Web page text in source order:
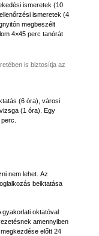
ismeretek (10
ismeretek (4
megbeszélt
4×45 perc tanórát
is biztosítja az
(6 óra), városi
(1 óra). Egy
nem lehet. Az
beiktatása
gyakorlati oktatóval
amennyiben
előtt 24